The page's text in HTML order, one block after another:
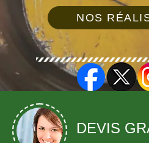
NOS
DEVIS